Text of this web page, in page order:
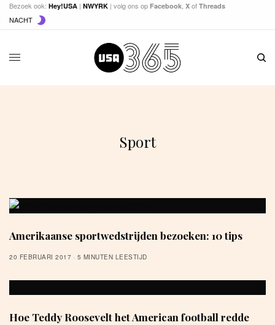
Bezoek ook:Hey!USA |NWYRK | volg ons op Facebook ,X ofThreads
NACHT
Sport
Amerikaanse sportwedstrijden bezoeken: 10 tips
20 FEBRUARI 2017 5 MINUTEN LEESTIJD
Hoe Teddy Roosevelt het American football redde